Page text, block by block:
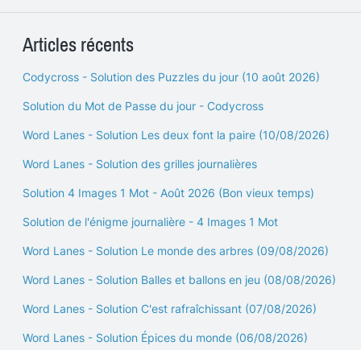
Articles récents
Codycross - Solution des Puzzles du jour (10 août 2026)
Solution du Mot de Passe du jour - Codycross
Word Lanes - Solution Les deux font la paire (10/08/2026)
Word Lanes - Solution des grilles journalières
Solution 4 Images 1 Mot - Août 2026 (Bon vieux temps)
Solution de l'énigme journalière - 4 Images 1 Mot
Word Lanes - Solution Le monde des arbres (09/08/2026)
Word Lanes - Solution Balles et ballons en jeu (08/08/2026)
Word Lanes - Solution C'est rafraîchissant (07/08/2026)
Word Lanes - Solution Épices du monde (06/08/2026)